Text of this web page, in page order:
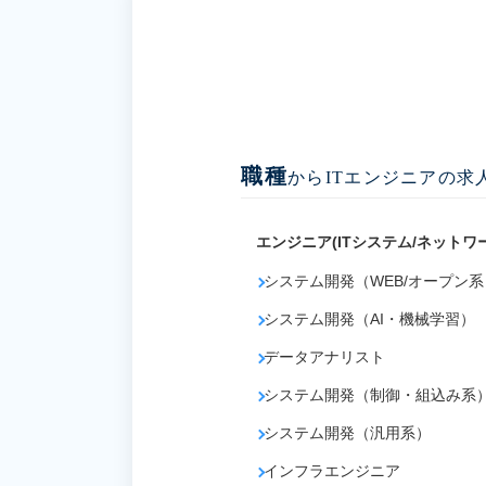
職種からITエンジニアの求
エンジニア(ITシステム/ネットワ
システム開発（WEB/オープン
システム開発（AI・機械学習）
データアナリスト
システム開発（制御・組込み系
システム開発（汎用系）
インフラエンジニア